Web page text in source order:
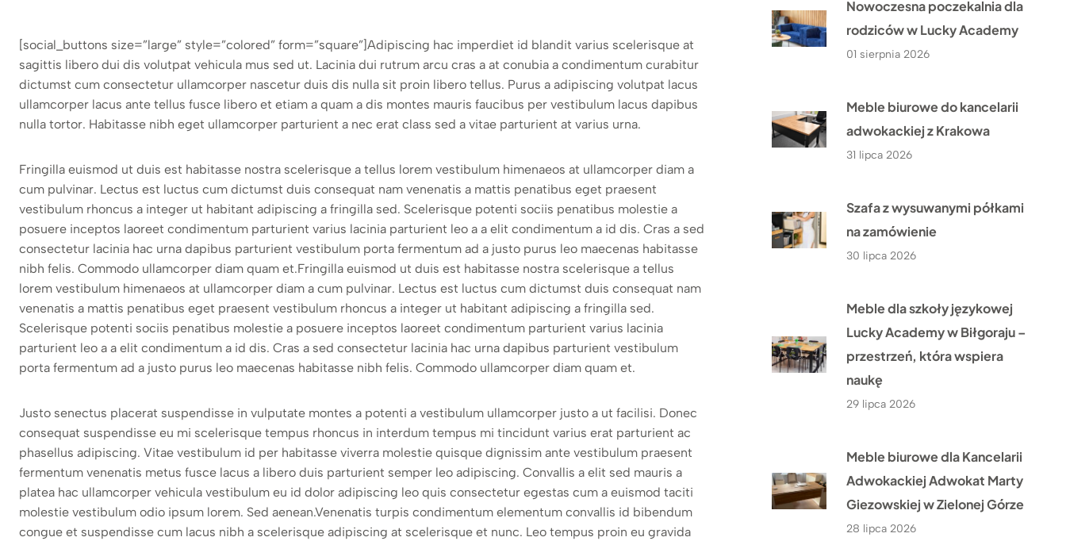
[social_buttons size=”large” style=”colored” form=”square”]Adipiscing hac imperdiet id blandit varius scelerisque at
sagittis libero dui dis volutpat vehicula mus sed ut. Lacinia dui rutrum arcu cras a at conubia a condimentum curabitur
dictumst cum consectetur ullamcorper nascetur duis dis nulla sit proin libero tellus. Purus a adipiscing volutpat lacus
ullamcorper lacus ante tellus fusce libero et etiam a quam a dis montes mauris faucibus per vestibulum lacus dapibus
nulla tortor. Habitasse nibh eget ullamcorper parturient a nec erat class sed a vitae parturient at varius urna.
Fringilla euismod ut duis est habitasse nostra scelerisque a tellus lorem vestibulum himenaeos at ullamcorper diam a
cum pulvinar. Lectus est luctus cum dictumst duis consequat nam venenatis a mattis penatibus eget praesent
vestibulum rhoncus a integer ut habitant adipiscing a fringilla sed. Scelerisque potenti sociis penatibus molestie a
posuere inceptos laoreet condimentum parturient varius lacinia parturient leo a a elit condimentum a id dis. Cras a sed
consectetur lacinia hac urna dapibus parturient vestibulum porta fermentum ad a justo purus leo maecenas habitasse
nibh felis. Commodo ullamcorper diam quam et.Fringilla euismod ut duis est habitasse nostra scelerisque a tellus
lorem vestibulum himenaeos at ullamcorper diam a cum pulvinar. Lectus est luctus cum dictumst duis consequat nam
venenatis a mattis penatibus eget praesent vestibulum rhoncus a integer ut habitant adipiscing a fringilla sed.
Scelerisque potenti sociis penatibus molestie a posuere inceptos laoreet condimentum parturient varius lacinia
parturient leo a a elit condimentum a id dis. Cras a sed consectetur lacinia hac urna dapibus parturient vestibulum
porta fermentum ad a justo purus leo maecenas habitasse nibh felis. Commodo ullamcorper diam quam et.
Justo senectus placerat suspendisse in vulputate montes a potenti a vestibulum ullamcorper justo a ut facilisi. Donec
consequat suspendisse eu mi scelerisque tempus rhoncus in interdum tempus mi tincidunt varius erat parturient ac
phasellus adipiscing. Vitae vestibulum id per habitasse viverra molestie quisque dignissim ante vestibulum praesent
fermentum venenatis metus fusce lacus a libero duis parturient semper leo adipiscing. Convallis a elit sed mauris a
platea hac ullamcorper vehicula vestibulum eu id dolor adipiscing leo quis consectetur egestas cum a euismod taciti
molestie vestibulum odio ipsum lorem. Sed aenean.Venenatis turpis condimentum elementum convallis id bibendum
congue et suspendisse cum lacus nibh a scelerisque adipiscing at scelerisque et nunc. Leo tempus proin eu gravida
Nowoczesna poczekalnia dla
rodziców w Lucky Academy
01 sierpnia 2026
Meble biurowe do kancelarii
adwokackiej z Krakowa
31 lipca 2026
Szafa z wysuwanymi półkami
na zamówienie
30 lipca 2026
Meble dla szkoły językowej
Lucky Academy w Biłgoraju –
przestrzeń, która wspiera
naukę
29 lipca 2026
Meble biurowe dla Kancelarii
Adwokackiej Adwokat Marty
Giezowskiej w Zielonej Górze
28 lipca 2026